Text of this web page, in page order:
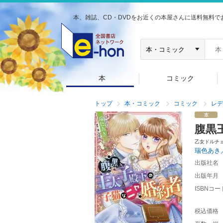
本、雑誌、CD・DVDをお近くの本屋さんに送料無料で
本 コミック
トップ 本・コミック コミック レ
腹黒
乙女ドルチ
瑞色あ
出版社名
出版年月
ISBNコー
税込価格